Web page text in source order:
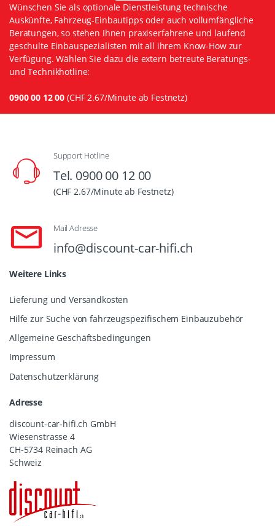
Wünschen Sie als optionale Dienstleistung technische
Auskünfte, Fahrzeug-Einbautipps oder auch vollumfängliche
Beratungen, so stehen Ihnen praxiserfahrene und laufend
geschulte Einbauspezialisten mit all ihrem Know-How zur
Verfügung. Wählen Sie dazu die extern betreute Beratungs-
und Technikhotline:
0900 00 12 00 (CHF 2.67/Minute ab Festnetz)
Support Hotline
Tel. 0900 00 12 00
(CHF 2.67/Minute ab Festnetz)
Mail Adresse
info@discount-car-hifi.ch
Weitere Links
Lieferung und Versandkosten
Hilfe zur Suche von fahrzeugspezifischem Einbauzubehör
Allgemeine Geschäftsbedingungen
Impressum
Datenschutzerklärung
Adresse
discount-car-hifi.ch GmbH
Wiesenstrasse 4
CH-5734 Reinach AG
Schweiz